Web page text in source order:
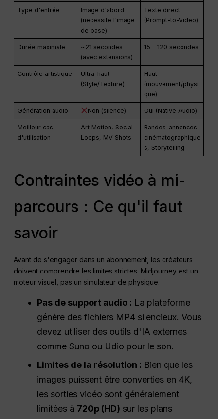
Type d'entrée
Image d'abord
(nécessite l'image
de base)
Texte direct
(Prompt-to-Video)
Durée maximale
~21 secondes
(avec extensions)
15 - 120 secondes
Contrôle artistique
Ultra-haut
(Style/Texture)
Haut
(mouvement/physi
que)
Génération audio Non (silence) Oui (Native Audio)
Meilleur cas
d'utilisation
Art Motion, Social
Loops, MV Shots
Bandes-annonces
cinématographique
s, Storytelling
Contraintes vidéo à mi-
parcours : Ce qu'il faut
savoir
Avant de s'engager dans un abonnement, les créateurs
doivent comprendre les limites strictes. Midjourney est un
moteur visuel, pas un simulateur de physique.
Pas de support audio : La plateforme
génère des fichiers MP4 silencieux. Vous
devez utiliser des outils d'IA externes
comme Suno ou Udio pour le son.
Limites de la résolution : Bien que les
images puissent être converties en 4K,
les sorties vidéo sont généralement
limitées à 720p (HD) sur les plans